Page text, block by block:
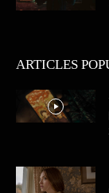
ARTICLES